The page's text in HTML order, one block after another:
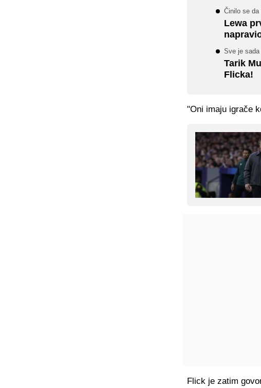
Činilo se da
Lewa
Sve je sada
Tarik
Flicka!
"Oni imaju igrače
Flick je zatim